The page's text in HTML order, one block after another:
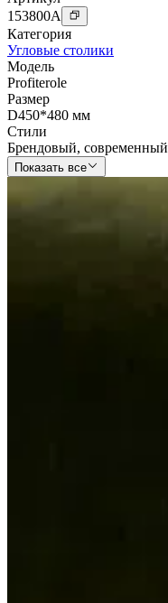
153800A
Категория
Угловые столики
Модель
Profiterole
Размер
D450*480 мм
Стили
Брендовый, современный
Показать все